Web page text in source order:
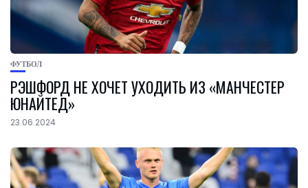
ФУТБОЛ
РЭШФОРД НЕ ХОЧЕТ УХОДИТЬ ИЗ «МАНЧЕСТЕР
ЮНАЙТЕД»
23.06.2024